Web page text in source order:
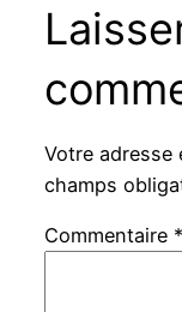
Votre adresse
champs
Commentaire *